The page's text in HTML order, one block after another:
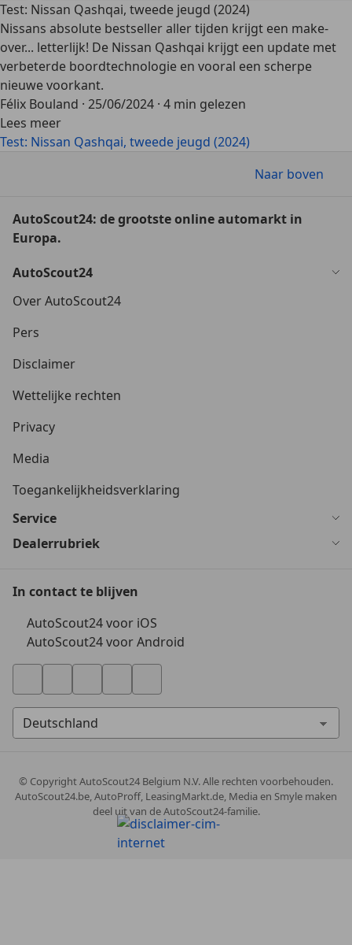
Test: Nissan Qashqai, tweede jeugd (2024)
Nissans absolute bestseller aller tijden krijgt een make-
over... letterlijk! De Nissan Qashqai krijgt een update met
verbeterde boordtechnologie en vooral een scherpe
nieuwe voorkant.
Félix Bouland · 25/06/2024 · 4 min gelezen
Lees meer
Test: Nissan Qashqai, tweede jeugd (2024)
Naar boven
AutoScout24: de grootste online automarkt in
Europa.
AutoScout24
Over AutoScout24
Pers
Disclaimer
Wettelijke rechten
Privacy
Media
Toegankelijkheidsverklaring
Service
Dealerrubriek
In contact te blijven
AutoScout24 voor iOS
AutoScout24 voor Android
© CopyrightAutoScout24 Belgium N.V. Alle rechten voorbehouden.
AutoScout24.be, AutoProff, LeasingMarkt.de, Media en Smyle maken
deel uit van de AutoScout24-familie.